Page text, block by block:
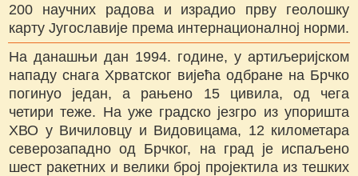
200 научних радова и израдио прву геолошку
карту Југославије према интернационалној норми.
На данашњи дан 1994. године, у артиљеријском
нападу снага Хрватског вијећа одбране на Брчко
погинуо један, а рањено 15 цивила, од чега
четири теже. На уже градско језгро из упоришта
ХВО у Вичиловцу и Видовицама, 12 километара
северозападно од Брчког, на град је испаљено
шест ракетних и велики број пројектила из тешких